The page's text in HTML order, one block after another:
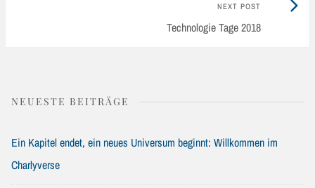
NEXT POST
Technologie Tage 2018
NEUESTE BEITRÄGE
Ein Kapitel endet, ein neues Universum beginnt: Willkommen im
Charlyverse